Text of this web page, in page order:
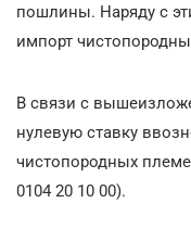
пошлины. Наряду с
импорт
В связи с
нулевую ставку
чистопородных
0104 20 10 00).